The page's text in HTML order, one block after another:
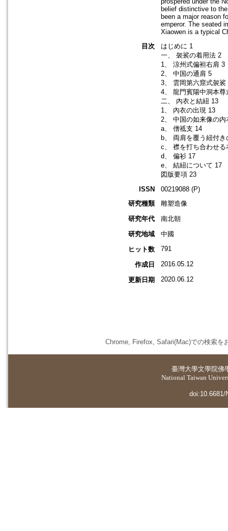
belief distinctive to
been a major reason
emperor. The seated
Xiaowen is a typical
目次
はじめに 1
一、 袈裟の着用法 2
1、 涼州式偏袒右肩 3
2、 中国の通肩 5
3、 雲岡第六窟式袈裟
4、 龍門賓陽中洞本尊
二、 內衣と結紐 13
1、 內衣の出現 13
2、 中国の如来像の内
a、 僧祗支 14
b、 両肩を覆う紐付き
c、 襟を打ち合わせる
d、 偏衫 17
e、 結紐について 17
図版要項 23
ISSN
00219088 (P)
研究種類
雕塑造像
研究年代
南北朝
研究地域
中國
ヒット数
791
作成日 2016.05.12
更新日期 2020.06.12
Chrome, Firefox, Safari(Mac)での検索を
臺灣大學文學院佛
National Taiwan
doi:10.6681/